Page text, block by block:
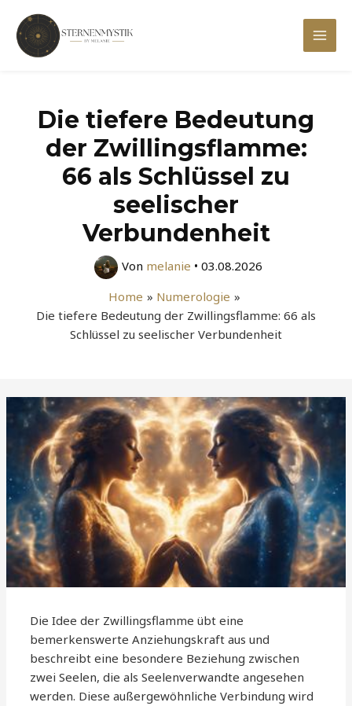
Inhalt
springen
Main
Die tiefere Bedeutung
der Zwillingsflamme:
66 als Schlüssel zu
seelischer
Verbundenheit
Von melanie • 03.08.2026
Home
Numerologie
Die tiefere Bedeutung der Zwillingsflamme: 66 als
Schlüssel zu seelischer Verbundenheit
Die Idee der Zwillingsflamme übt eine
bemerkenswerte Anziehungskraft aus und
beschreibt eine besondere Beziehung zwischen
zwei Seelen, die als Seelenverwandte angesehen
werden. Diese außergewöhnliche Verbindung wird